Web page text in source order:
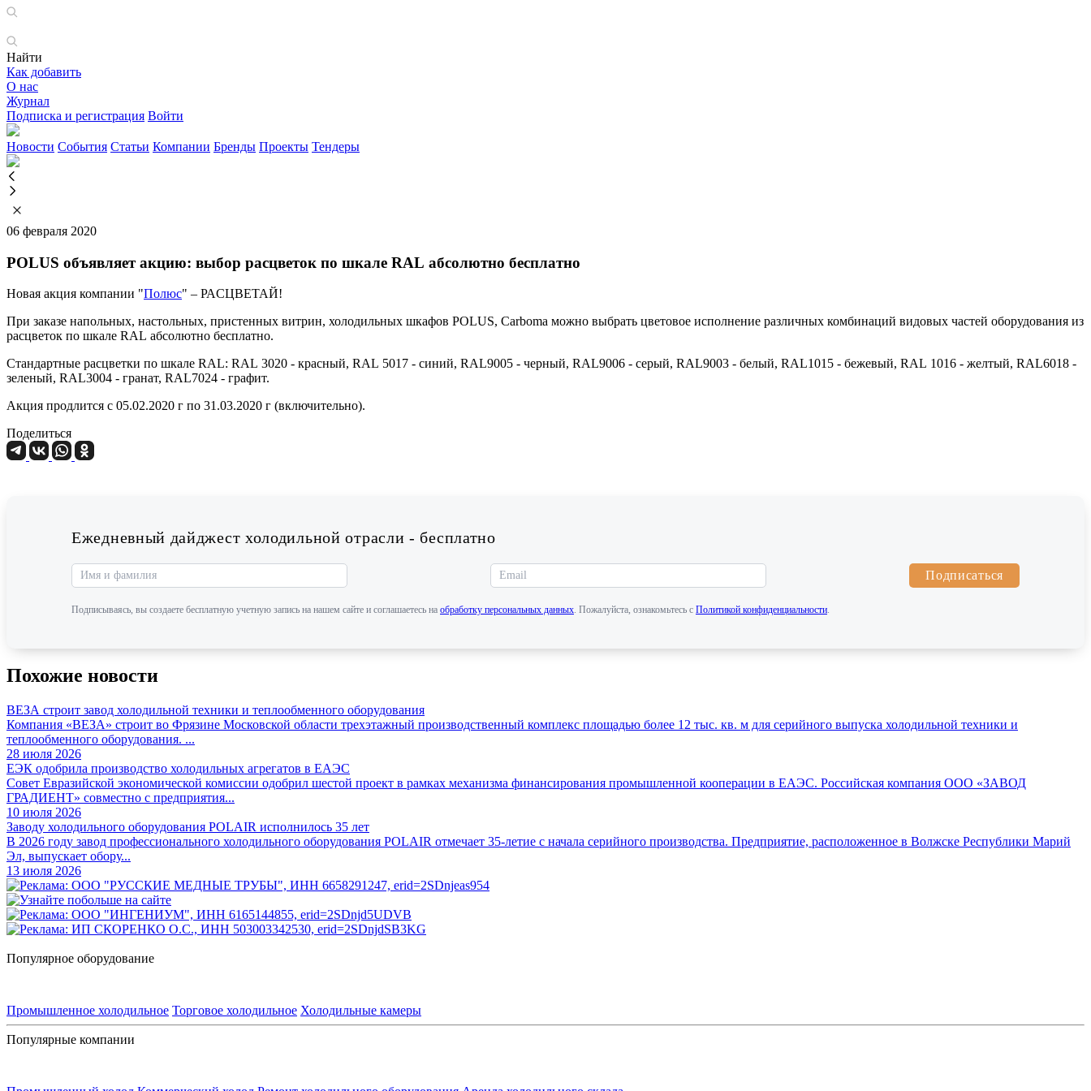
Найти
Как добавить
О нас
Журнал
Подписка и регистрация Войти
Новости События Статьи Компании Бренды Проекты Тендеры
06 февраля 2020
POLUS объявляет акцию: выбор расцветок по шкале RAL абсолютно бесплатно
Новая акция компании "Полюс" – РАCЦВЕТАЙ!
При заказе напольных, настольных, пристенных витрин, холодильных шкафов POLUS, Сarboma можно выбрать цветовое исполнение различных комбинаций видовых частей оборудования из
расцветок по шкале RAL абсолютно бесплатно.
Стандартные расцветки по шкале RAL: RAL 3020 - красный, RAL 5017 - синий, RAL9005 - черный, RAL9006 - серый, RAL9003 - белый, RAL1015 - бежевый, RAL 1016 - желтый, RAL6018 -
зеленый, RAL3004 - гранат, RAL7024 - графит.
Акция продлится с 05.02.2020 г по 31.03.2020 г (включительно).
Поделиться
Ежедневный дайджест холодильной отрасли - бесплатно
Подписаться
Подписываясь, вы создаете бесплатную учетную запись на нашем сайте и соглашаетесь на обработку персональных данных. Пожалуйста, ознакомьтесь с Политикой конфиденциальности.
Похожие новости
ВЕЗА строит завод холодильной техники и теплообменного оборудования
Компания «ВЕЗА» строит во Фрязине Московской области трехэтажный производственный комплекс площадью более 12 тыс. кв. м для серийного выпуска холодильной техники и
теплообменного оборудования. ...
28 июля 2026
ЕЭК одобрила производство холодильных агрегатов в ЕАЭС
Совет Евразийской экономической комиссии одобрил шестой проект в рамках механизма финансирования промышленной кооперации в ЕАЭС. Российская компания ООО «ЗАВОД
ГРАДИЕНТ» совместно с предприятия...
10 июля 2026
Заводу холодильного оборудования POLAIR исполнилось 35 лет
В 2026 году завод профессионального холодильного оборудования POLAIR отмечает 35-летие с начала серийного производства. Предприятие, расположенное в Волжске Республики Марий
Эл, выпускает обору...
13 июля 2026
Популярное оборудование
Промышленное холодильное Торговое холодильное Холодильные камеры
Популярные компании